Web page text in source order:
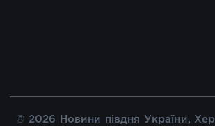
© 2026 Новини півдня України,